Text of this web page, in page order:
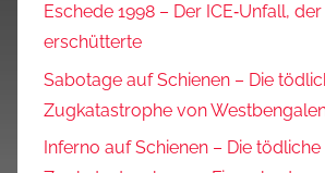
Eschede 1998 – Der ICE‑Unfall,
erschütterte
Sabotage auf Schienen – Die
Zugkatastrophe von
Inferno auf Schienen – Die tödliche